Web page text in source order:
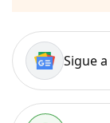
Sigue a